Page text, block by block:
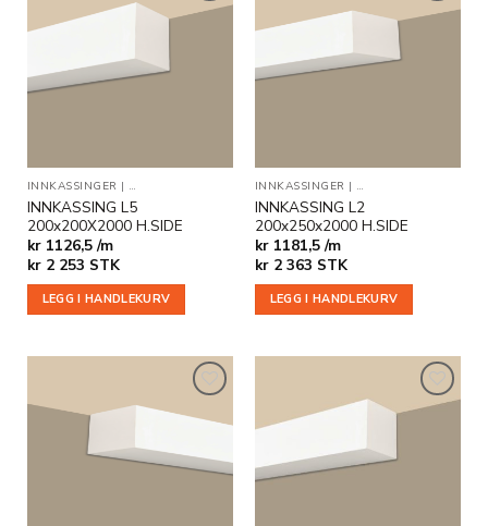
ønskeliste
INNKASSINGER | INDIREKTE BELYSNING |INNKASSINGER MED
INNKASSING L5
200x200X2000 H.SIDE
kr 1126,5 /m
kr2 253 STK
LEGG I HANDLEKURV
INNKASSINGER | INDIREKTE
INNKASSING L2
200x250x2000 H.SIDE
kr 1181,5 /m
kr2 363 STK
LEGG I HANDLEKURV
ønskeliste
ønskeliste